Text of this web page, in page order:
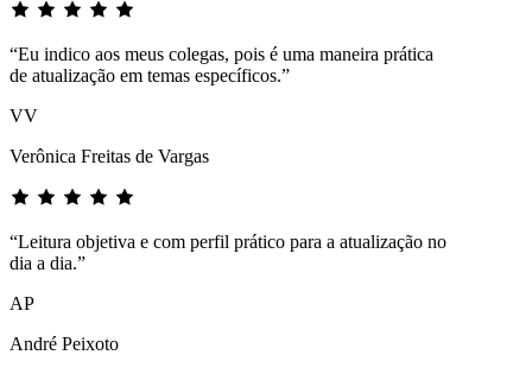
“Eu indico aos meus colegas, pois é uma maneira prática
de atualização em temas específicos.”
VV
Verônica Freitas de Vargas
“Leitura objetiva e com perfil prático para a atualização no
dia a dia.”
AP
André Peixoto